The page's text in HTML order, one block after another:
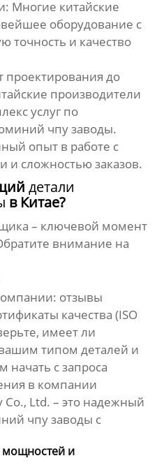
Многие китайские
оборудование с
точность и качество
проектирования до
производители
услуг по
чпу заводы.
опыт в работе с
и сложностью заказов.
детали
в Китае?
– ключевой момент
внимание на
отзывы
качества (ISO
имеет ли
типом деталей и
начать с запроса
в компании
Co., Ltd. – это надежный
чпу заводы с
мощностей и